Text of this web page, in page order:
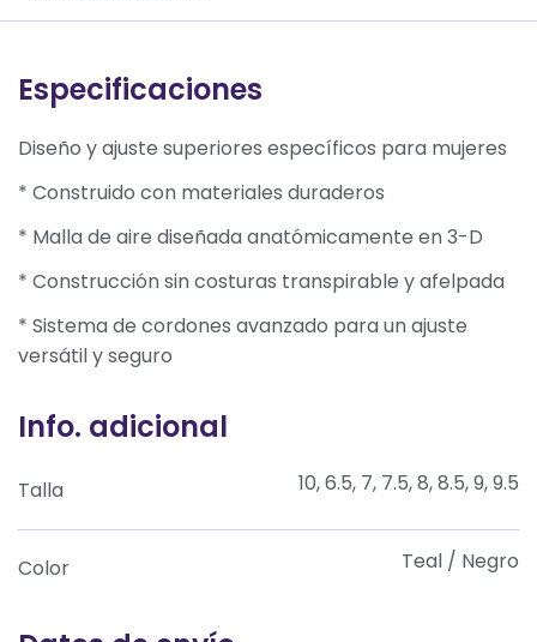
Especificaciones
Diseño y ajuste superiores específicos para mujeres
* Construido con materiales duraderos
* Malla de aire diseñada anatómicamente en 3-D
* Construcción sin costuras transpirable y afelpada
* Sistema de cordones avanzado para un ajuste
versátil y seguro
Info. adicional
Talla 10, 6.5, 7, 7.5, 8, 8.5, 9, 9.5
Color Teal / Negro